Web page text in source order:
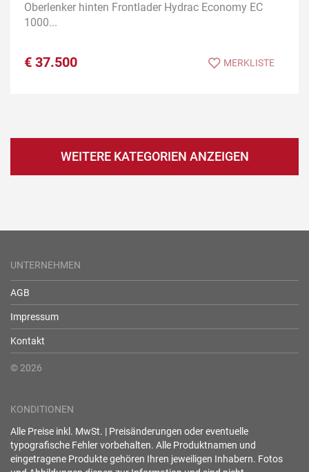
Oberlenker hinten Frontlader Hydrac Economy EC
1000...
€ 37.500 MERKLISTE
WEITERE KATEGORIEN ANZEIGEN
UNTERNEHMEN
AGB
Impressum
Kontakt
© 2026
KONDITIONEN
Alle Preise inkl. MwSt. | Preisänderungen oder eventuelle
typografische Fehler vorbehalten. Alle Produktnamen und
eingetragene Produkte gehören Ihren jeweiligen Inhabern. Fotos